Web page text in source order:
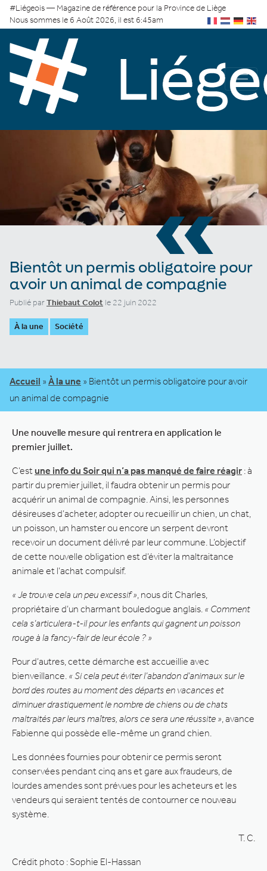
#Liégeois — Magazine de référence pour la Province de Liège
Nous sommes le 6 Août 2026, il est 6:45am
«
Bientôt un permis obligatoire pour
avoir un animal de compagnie
Publié parThiebaut Colot le 22 juin 2022
À la une Société
Accueil » À la une » Bientôt un permis obligatoire pour avoir
un animal de compagnie
Une nouvelle mesure qui rentrera en application le
premier juillet.
C’est une info du Soir qui n’a pas manqué de faire réagir : à
partir du premier juillet, il faudra obtenir un permis pour
acquérir un animal de compagnie. Ainsi, les personnes
désireuses d’acheter, adopter ou recueillir un chien, un chat,
un poisson, un hamster ou encore un serpent devront
recevoir un document délivré par leur commune. L’objectif
de cette nouvelle obligation est d’éviter la maltraitance
animale et l’achat compulsif.
« Je trouve cela un peu excessif » , nous dit Charles,
propriétaire d’un charmant bouledogue anglais. « Comment
cela s’articulera-t-il pour les enfants qui gagnent un poisson
rouge à la fancy-fair de leur école ? »
Pour d’autres, cette démarche est accueillie avec
bienveillance. « Si cela peut éviter l’abandon d’animaux sur le
bord des routes au moment des départs en vacances et
diminuer drastiquement le nombre de chiens ou de chats
maltraités par leurs maîtres, alors ce sera une réussite » , avance
Fabienne qui possède elle-même un grand chien.
Les données fournies pour obtenir ce permis seront
conservées pendant cinq ans et gare aux fraudeurs, de
lourdes amendes sont prévues pour les acheteurs et les
vendeurs qui seraient tentés de contourner ce nouveau
système.
T. C.
Crédit photo : Sophie El-Hassan